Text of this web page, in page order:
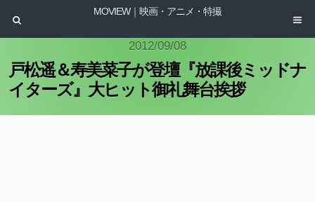
MOVIEW｜映画・アニメ・特撮
2012/09/08
戸松遥＆寿美菜子が登壇『放課後ミッドナ
イターズ』大ヒット御礼舞台挨拶